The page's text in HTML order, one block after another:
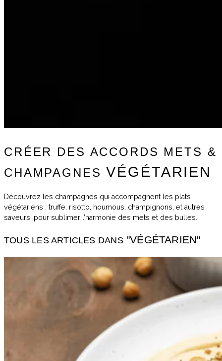
CRÉER DES ACCORDS METS &
CHAMPAGNES VÉGÉTARIEN
Découvrez les champagnes qui accompagnent les plats
végétariens : truffe, risotto, houmous, champignons, et autres
saveurs, pour sublimer l’harmonie des mets et des bulles.
TOUS LES ARTICLES DANS "VÉGÉTARIEN"